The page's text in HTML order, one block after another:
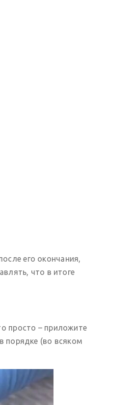
его окончания,
что в итоге
просто – приложите
порядке (во всяком